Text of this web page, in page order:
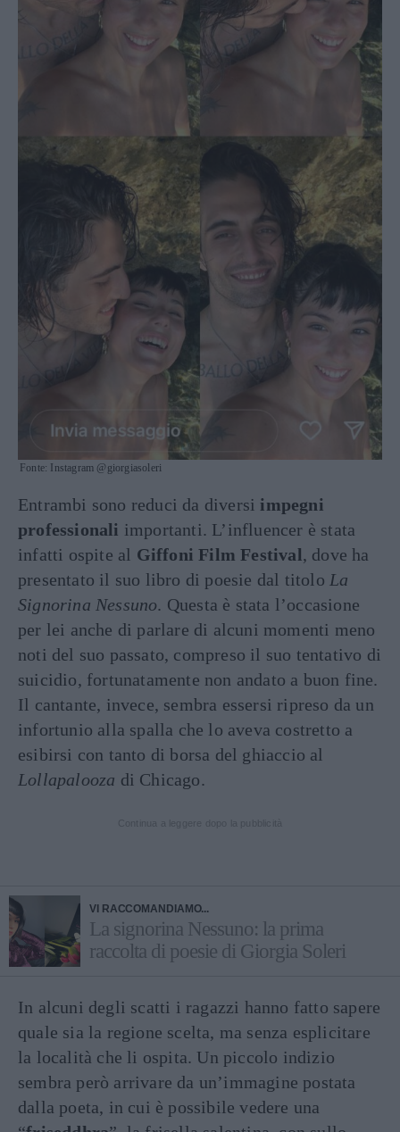
Fonte: Instagram @giorgiasoleri
Entrambi sono reduci da diversi impegni
professionali importanti. L’influencer è stata
infatti ospite al Giffoni Film Festival, dove ha
presentato il suo libro di poesie dal titolo La
Signorina Nessuno. Questa è stata l’occasione
per lei anche di parlare di alcuni momenti meno
noti del suo passato, compreso il suo tentativo di
suicidio, fortunatamente non andato a buon fine.
Il cantante, invece, sembra essersi ripreso da un
infortunio alla spalla che lo aveva costretto a
esibirsi con tanto di borsa del ghiaccio al
Lollapalooza di Chicago.
VI RACCOMANDIAMO...
La signorina Nessuno: la prima
raccolta di poesie di Giorgia Soleri
In alcuni degli scatti i ragazzi hanno fatto sapere
quale sia la regione scelta, ma senza esplicitare
la località che li ospita. Un piccolo indizio
sembra però arrivare da un’immagine postata
dalla poeta, in cui è possibile vedere una